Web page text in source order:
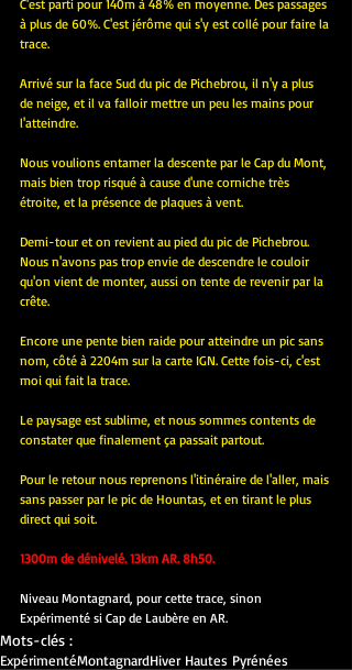
C'est parti pour 140m à 48% en moyenne. Des passages
à plus de 60%. C'est jérôme qui s'y est collé pour faire la
trace.
Arrivé sur la face Sud du pic de Pichebrou, il n'y a plus
de neige, et il va falloir mettre un peu les mains pour
l'atteindre.
Nous voulions entamer la descente par le Cap du Mont,
mais bien trop risqué à cause d'une corniche très
étroite, et la présence de plaques à vent.
Demi-tour et on revient au pied du pic de Pichebrou.
Nous n'avons pas trop envie de descendre le couloir
qu'on vient de monter, aussi on tente de revenir par la
crête.
Encore une pente bien raide pour atteindre un pic sans
nom, côté à 2204m sur la carte IGN. Cette fois-ci, c'est
moi qui fait la trace.
Le paysage est sublime, et nous sommes contents de
constater que finalement ça passait partout.
Pour le retour nous reprenons l'itinéraire de l'aller, mais
sans passer par le pic de Hountas, et en tirant le plus
direct qui soit.
1300m de dénivelé. 13km AR. 8h50.
Niveau Montagnard, pour cette trace, sinon
Expérimenté si Cap de Laubère en AR.
Mots-clés :
ExpérimentéMontagnardHiver Hautes Pyrénées